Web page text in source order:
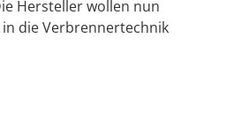
Hersteller wollen nun
die Verbrennertechnik